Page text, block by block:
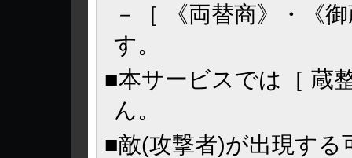
－［ 《両替商》・《
す。
■本サービスでは［ 蔵
ん。
■敵(攻撃者)が出現す